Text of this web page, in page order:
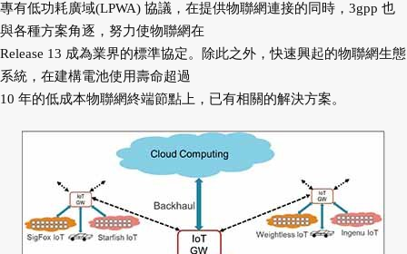
專有低功耗廣域(LPWA) 協議，在提供物聯網連接的同時，3gpp 也
與各種方案角逐，努力使物聯網在
Release 13 成為業界的標準協定。除此之外，快速興起的物聯網生態
系統，在建構電池使用壽命超過
10 年的低成本物聯網終端節點上，已有相關的解決方案。